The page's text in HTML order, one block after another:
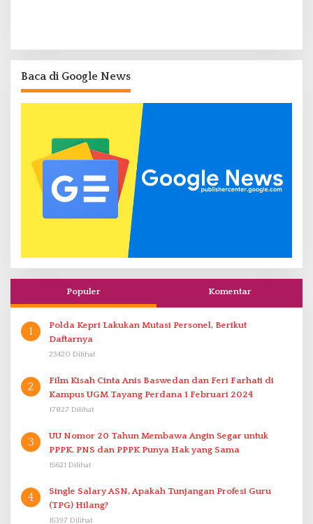
Baca di Google News
Populer Komentar
1
Polda Kepri Lakukan Mutasi Personel, Berikut
Daftarnya
23420 Dilihat
2
Film Kisah Cinta Anis Baswedan dan Feri Farhati di
Kampus UGM Tayang Perdana 1 Februari 2024
17827 Dilihat
3
UU Nomor 20 Tahun Membawa Angin Segar untuk
PPPK. PNS dan PPPK Punya Hak yang Sama
15621 Dilihat
4
Single Salary ASN, Apakah Tunjangan Profesi Guru
(TPG) Hilang?
15397 Dilihat